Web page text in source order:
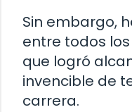
Sin embargo,
entre todos
que logró
invencible de
carrera.